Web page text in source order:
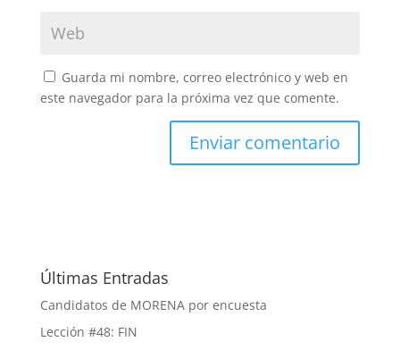
Guarda mi nombre, correo electrónico y web en
este navegador para la próxima vez que comente.
Últimas Entradas
Candidatos de MORENA por encuesta
Lección #48: FIN